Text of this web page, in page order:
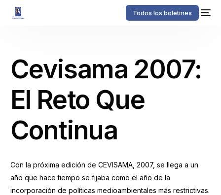
Todos los boletines
Cevisama 2007:
El Reto Que
Continua
Con la próxima edición de CEVISAMA, 2007, se llega a un
año que hace tiempo se fijaba como el año de la
incorporación de políticas medioambientales más restrictivas.